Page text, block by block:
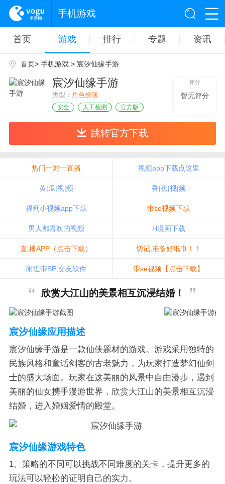
手机游戏
首页 游戏 排行 专题 资讯
首页> 手机游戏> 宸汐仙缘手游
宸汐仙缘手游
类型： 角色扮演
安全 人工检测 官方版
评分
暂无评分
跳转官方下载
热门一对一直播 视频app下载点这里
黄|瓜|视|频 香|蕉|视|频
福利小视频app下载 带se视频下载
男人都喜欢的视频 H漫画下载
直,播APP（点击下载） 切记,准备好纸巾！！
附近带SE,交友软件 带se视频【点击下载】
欣赏大江山的美景相互沉浸结婚！
宸汐仙缘应用描述
宸汐仙缘手游是一款仙侠题材的游戏。游戏采用独特的
民族风格和童话剑客的古老魅力，为玩家打造梦幻仙剑
士的盛大场面。玩家在这美丽的风景中自由漫步，遇到
美丽的仙女携手漫游世界，欣赏大江山的美景相互沉浸
结婚，进入婚姻爱情的殿堂。
宸汐仙缘游戏特色
1、策略的不同可以挑战不同难度的关卡，提升更多的
玩法可以轻松的证明自己的实力。